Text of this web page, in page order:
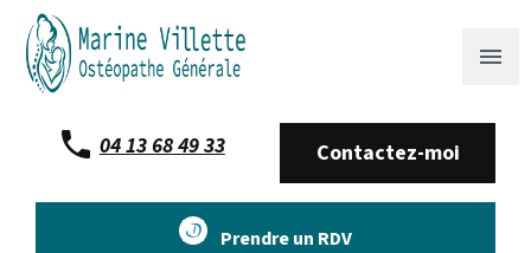
menu
04 13 68 49 33 Contactez-moi
Prendre un RDV
Panneau de gestion des cookies